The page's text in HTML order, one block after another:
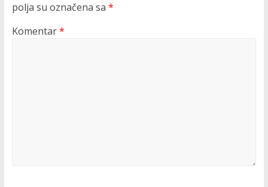
polja su označena sa *
Komentar*